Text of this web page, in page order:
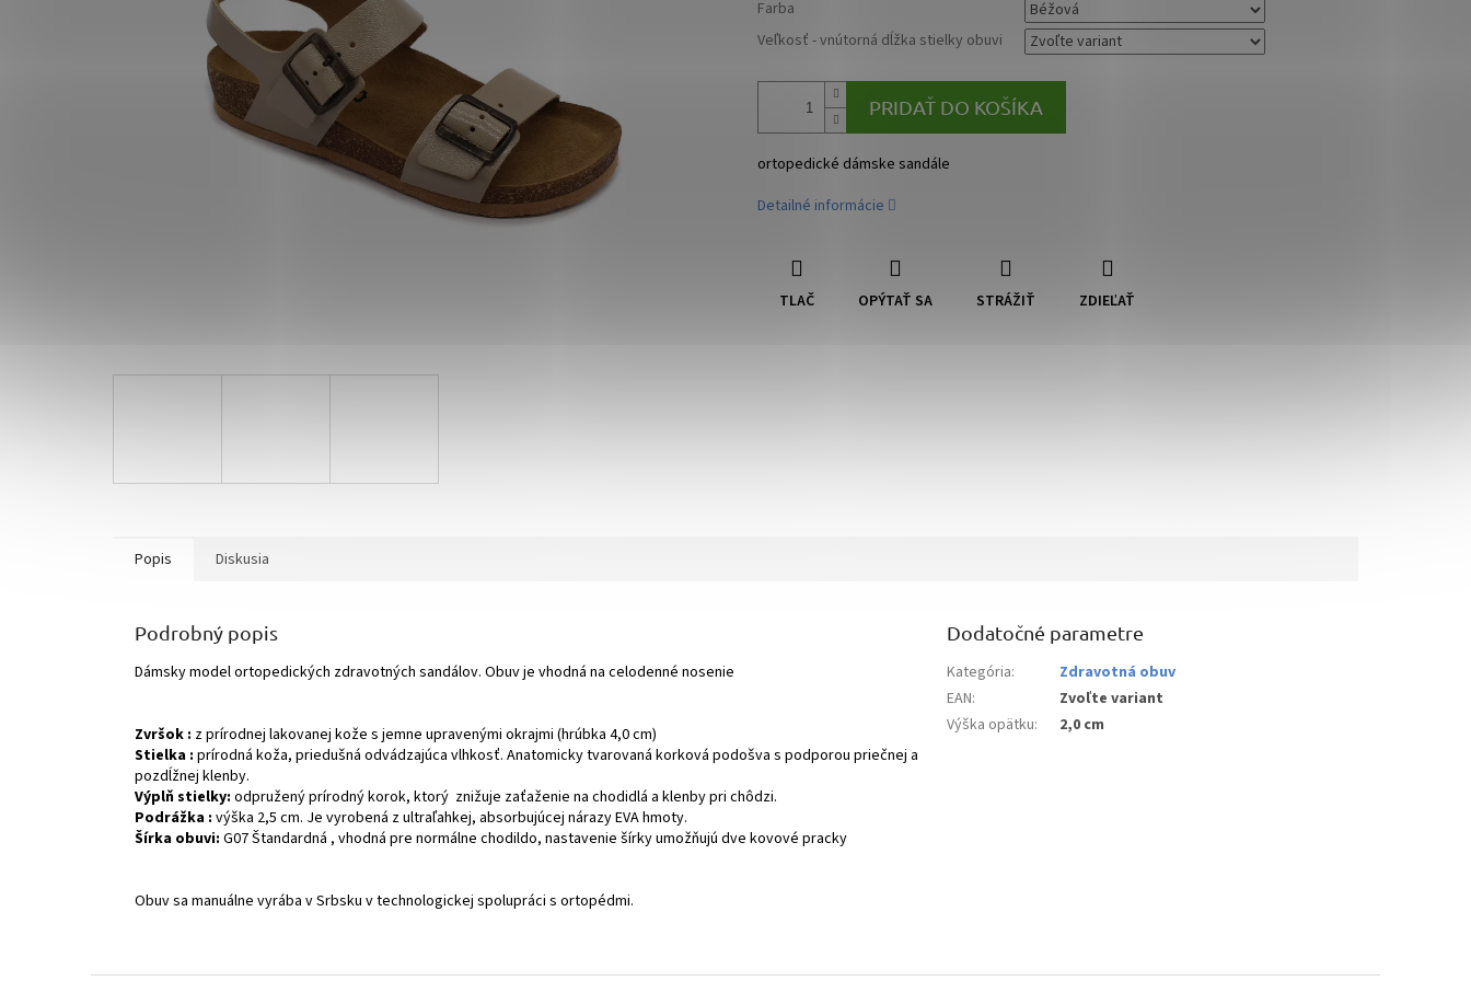
Farba
Veľkosť - vnútorná dĺžka stielky obuvi
PRIDAŤ DO KOŠÍKA
ortopedické dámske sandále
Detailné informácie
TLAČ OPÝTAŤ SA STRÁŽIŤ ZDIEĽAŤ
Popis Diskusia
Podrobný popis
Dámsky model ortopedických zdravotných sandálov. Obuv je vhodná na celodenné nosenie
Zvršok : z prírodnej lakovanej kože s jemne upravenými okrajmi (hrúbka 4,0 cm)
Stielka : prírodná koža, priedušná odvádzajúca vlhkosť. Anatomicky tvarovaná korková podošva s podporou priečnej a
pozdĺžnej klenby.
Výplň stielky: odpružený prírodný korok, ktorý znižuje zaťaženie na chodidlá a klenby pri chôdzi.
Podrážka : výška 2,5 cm. Je vyrobená z ultraľahkej, absorbujúcej nárazy EVA hmoty.
Šírka obuvi: G07 Štandardná , vhodná pre normálne chodildo, nastavenie šírky umožňujú dve kovové pracky
Obuv sa manuálne vyrába v Srbsku v technologickej spolupráci s ortopédmi.
Dodatočné parametre
Kategória:
Zdravotná obuv
EAN:
Zvoľte variant
Výška opätku: 2,0 cm